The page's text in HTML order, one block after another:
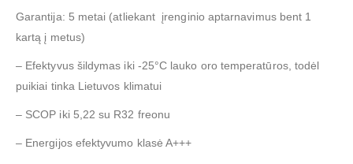
Garantija: 5 metai (atliekant įrenginio aptarnavimus bent 1
kartą į metus)
– Efektyvus šildymas iki -25°C lauko oro temperatūros, todėl
puikiai tinka Lietuvos klimatui
– SCOP iki 5,22 su R32 freonu
– Energijos efektyvumo klasė A+++